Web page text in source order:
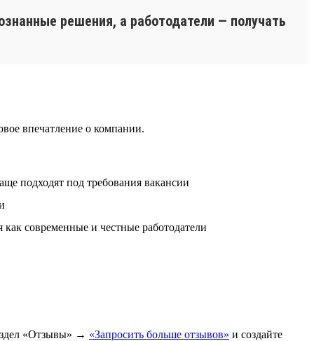
решения, а работодатели — получать
впечатление о компании.
подходят под требования вакансии
современные и честные работодатели
«Отзывы» → «Запросить больше отзывов» и создайте